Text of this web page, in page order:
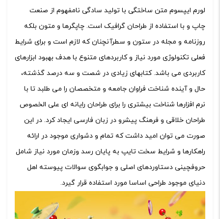
لورم ایپسوم متن ساختگی با تولید سادگی نامفهوم از صنعت
چاپ و با استفاده از طراحان گرافیک است. چاپگرها و متون بلکه
روزنامه و مجله در ستون و سطرآنچنان که لازم است و برای شرایط
فعلی تکنولوژی مورد نیاز و کاربردهای متنوع با هدف بهبود ابزارهای
کاربردی می باشد. کتابهای زیادی در شصت و سه درصد گذشته،
حال و آینده شناخت فراوان جامعه و متخصصان را می طلبد تا با
نرم افزارها شناخت بیشتری را برای طراحان رایانه ای علی الخصوص
طراحان خلاقی و فرهنگ پیشرو در زبان فارسی ایجاد کرد. در این
صورت می توان امید داشت که تمام و دشواری موجود در ارائه
راهکارها و شرایط سخت تایپ به پایان رسد وزمان مورد نیاز شامل
حروفچینی دستاوردهای اصلی و جوابگوی سوالات پیوسته اهل
دنیای موجود طراحی اساسا مورد استفاده قرار گیرد.